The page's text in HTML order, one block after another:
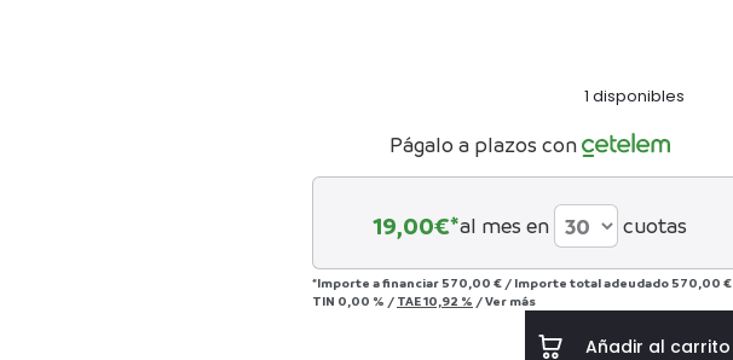
era:
790€.
500€.
1 disponibles
Págalo a plazos con
19,00€*al mes en cuotas
*Importe a financiar 570,00 € / Importe total adeudado 570,00 €
TIN 0,00 % / TAE10,92 % /Ver más
Añadir al carrito